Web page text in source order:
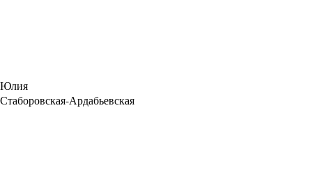
Юлия
Стаборовская-Ардабьевская